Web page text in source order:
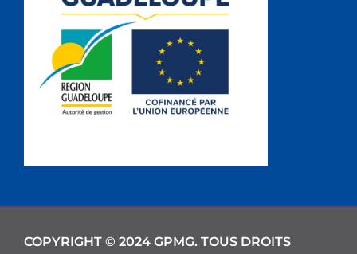
COPYRIGHT © 2024 GPMG. TOUS DROITS